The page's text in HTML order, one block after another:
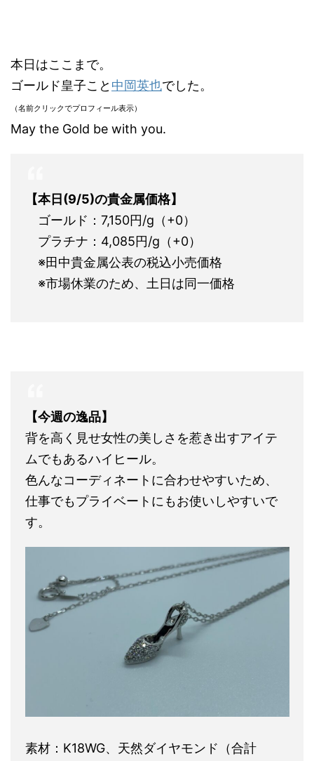
本日はここまで。
ゴールド皇子こと 中岡英也でした。
（名前クリックでプロフィール表示）
May the Gold be with you.
【本日(9/5)の貴金属価格】
ゴールド：7,150円/g（+0）
プラチナ：4,085円/g（+0）
※田中貴金属公表の税込小売価格
※市場休業のため、土日は同一価格
【今週の逸品】
背を高く見せ女性の美しさを惹き出すアイテ
ムでもあるハイヒール。
色んなコーディネートに合わせやすいため、
仕事でもプライベートにもお使いしやすいで
す。
素材：K18WG、天然ダイヤモンド（合計